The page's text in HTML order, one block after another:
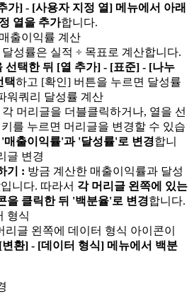
가] - [사용자 지정 열] 메뉴에서 아래
열을 추가합니다.
달성률은 실적 ÷ 목표로 계산합니다.
선택한 뒤 [열 추가] - [표준] - [나누
택하고 [확인] 버튼을 누르면 달성률
각 머리글을 더블클릭하거나, 열을 선
키를 누르면 머리글을 변경할 수 있습
매출이익률'과 '달성률'로 변경합니
기
: 방금 계산한 매출이익률과 달성
니다. 따라서 각 머리글 왼쪽에 있는
을 클릭한 뒤 '백분율'로 변경합니다.
리글 왼쪽에 데이터 형식 아이콘이
[변환] - [데이터 형식] 메뉴에서 백분